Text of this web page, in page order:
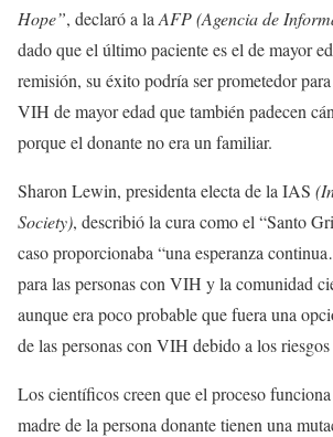
Hope”, declaró a la AFP (Agencia de
dado que el último paciente es el de mayor
remisión, su éxito podría ser prometedor
VIH de mayor edad que también padecen
porque el donante no era un familiar.
Sharon Lewin, presidenta electa de la IAS
Society), describió la cura como el “Santo
caso proporcionaba “una esperanza
para las personas con VIH y la comunidad
aunque era poco probable que fuera una
de las personas con VIH debido a los
Los científicos creen que el proceso
madre de la persona donante tienen una